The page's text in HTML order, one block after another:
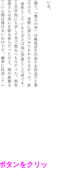
タンをクリッ